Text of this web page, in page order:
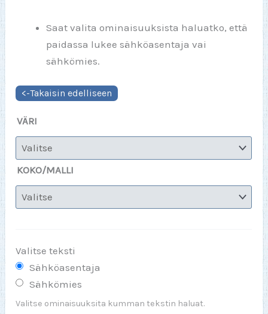
Saat valita ominaisuuksista haluatko, että
paidassa lukee sähköasentaja vai
sähkömies.
VÄRI
KOKO/MALLI
Valitse teksti
Sähköasentaja
Sähkömies
Valitse ominaisuuksita kumman tekstin haluat.